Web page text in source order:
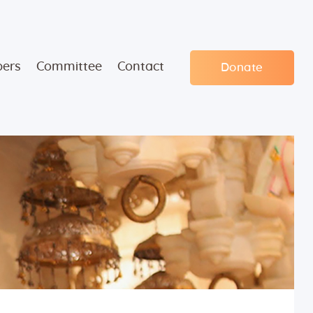
Committee Contact Donate